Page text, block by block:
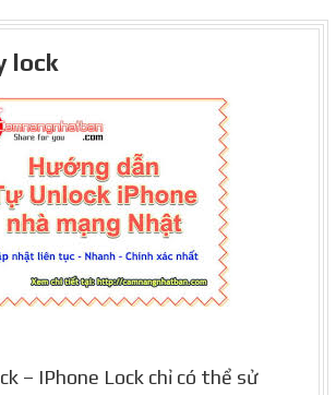
lock
– IPhone Lock chỉ có thể sử